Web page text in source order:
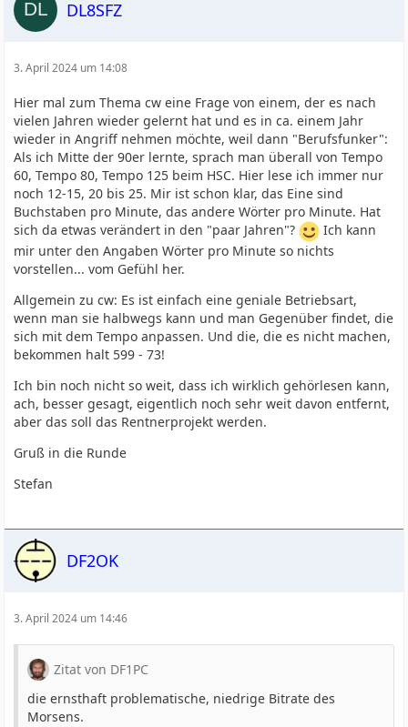
DL8SFZ
3. April 2024 um 14:08
Hier mal zum Thema cw eine Frage von einem, der es nach
vielen Jahren wieder gelernt hat und es in ca. einem Jahr
wieder in Angriff nehmen möchte, weil dann "Berufsfunker":
Als ich Mitte der 90er lernte, sprach man überall von Tempo
60, Tempo 80, Tempo 125 beim HSC. Hier lese ich immer nur
noch 12-15, 20 bis 25. Mir ist schon klar, das Eine sind
Buchstaben pro Minute, das andere Wörter pro Minute. Hat
sich da etwas verändert in den "paar Jahren"?
Ich kann
mir unter den Angaben Wörter pro Minute so nichts
vorstellen... vom Gefühl her.
Allgemein zu cw: Es ist einfach eine geniale Betriebsart,
wenn man sie halbwegs kann und man Gegenüber findet, die
sich mit dem Tempo anpassen. Und die, die es nicht machen,
bekommen halt 599 - 73!
Ich bin noch nicht so weit, dass ich wirklich gehörlesen kann,
ach, besser gesagt, eigentlich noch sehr weit davon entfernt,
aber das soll das Rentnerprojekt werden.
Gruß in die Runde
Stefan
DF2OK
3. April 2024 um 14:46
Zitat von DF1PC
die ernsthaft problematische, niedrige Bitrate des
Morsens.